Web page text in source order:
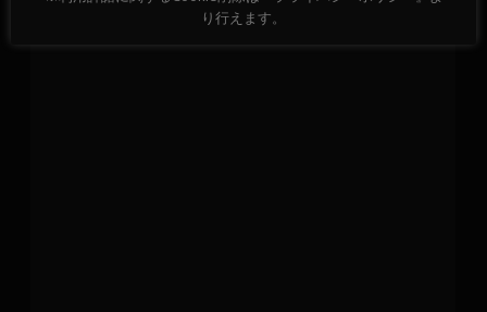
り行えます。